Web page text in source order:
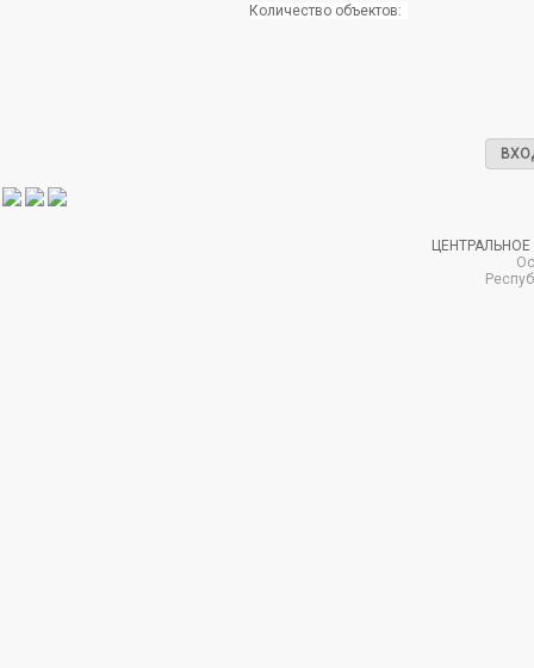
Количество объектов: